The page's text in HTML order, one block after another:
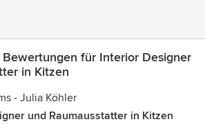
für Interior Designer
in Kitzen
- Julia Köhler
und Raumausstatter in Kitzen